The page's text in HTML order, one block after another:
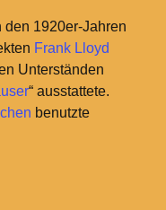
1920er-Jahren
Frank Lloyd
Unterständen
“ ausstattete.
benutzte